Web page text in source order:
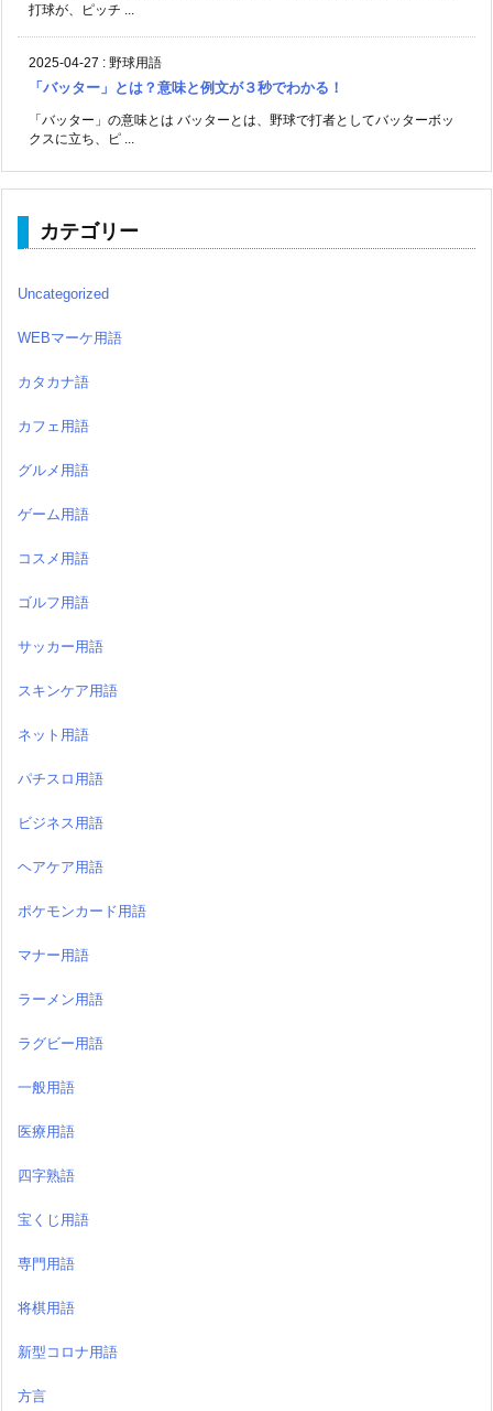
打球が、ピッチ ...
2025-04-27 : 野球用語
「バッター」とは？意味と例文が３秒でわかる！
「バッター」の意味とは バッターとは、野球で打者としてバッターボッ
クスに立ち、ピ ...
カテゴリー
Uncategorized
WEBマーケ用語
カタカナ語
カフェ用語
グルメ用語
ゲーム用語
コスメ用語
ゴルフ用語
サッカー用語
スキンケア用語
ネット用語
パチスロ用語
ビジネス用語
ヘアケア用語
ポケモンカード用語
マナー用語
ラーメン用語
ラグビー用語
一般用語
医療用語
四字熟語
宝くじ用語
専門用語
将棋用語
新型コロナ用語
方言